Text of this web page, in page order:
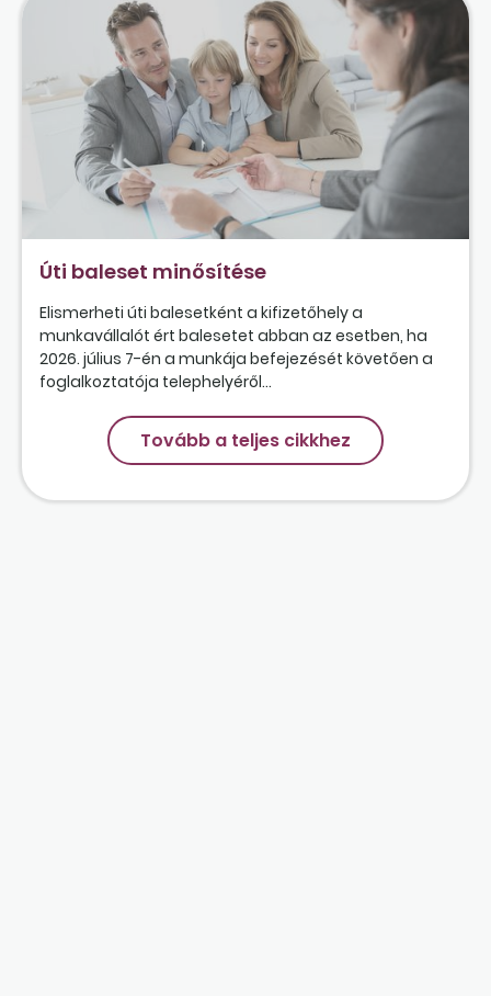
Úti baleset minősítése
Elismerheti úti balesetként a kifizetőhely a
munkavállalót ért balesetet abban az esetben, ha
2026. július 7-én a munkája befejezését követően a
foglalkoztatója telephelyéről...
Tovább a teljes cikkhez